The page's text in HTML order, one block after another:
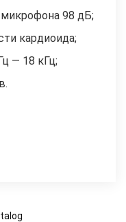
98 дБ;
кардиоида;
— 18 кГц;